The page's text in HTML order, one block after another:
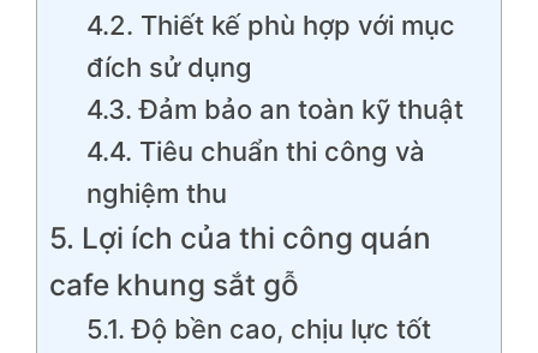
4.2. Thiết kế phù hợp với mục
đích sử dụng
4.3. Đảm bảo an toàn kỹ thuật
4.4. Tiêu chuẩn thi công và
nghiệm thu
5. Lợi ích của thi công quán
cafe khung sắt gỗ
5.1. Độ bền cao, chịu lực tốt